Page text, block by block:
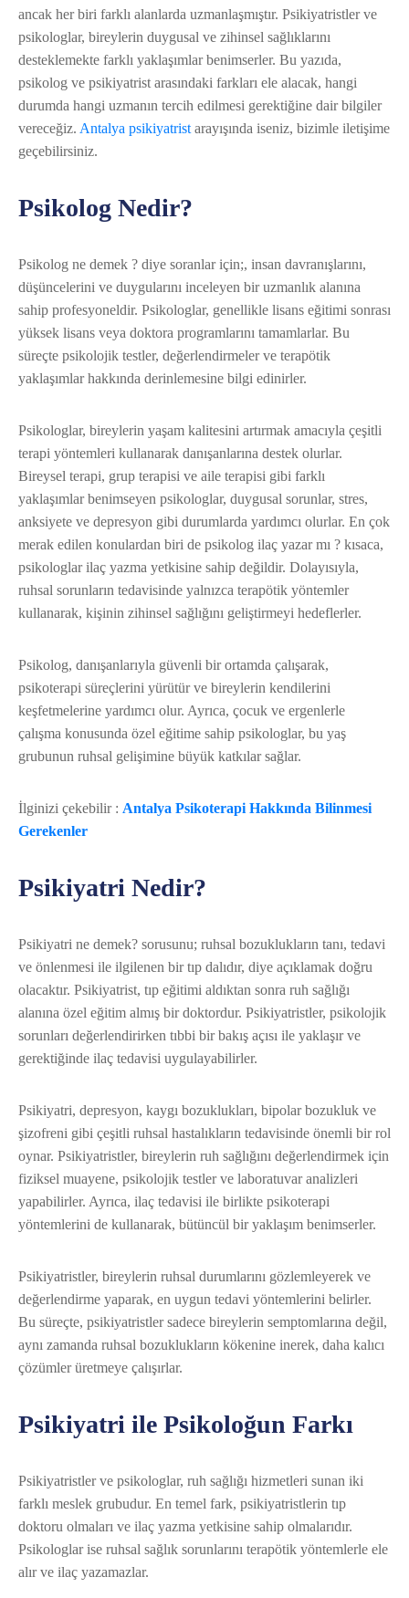
ancak her biri farklı alanlarda uzmanlaşmıştır. Psikiyatristler ve
psikologlar, bireylerin duygusal ve zihinsel sağlıklarını
desteklemekte farklı yaklaşımlar benimserler. Bu yazıda,
psikolog ve psikiyatrist arasındaki farkları ele alacak, hangi
durumda hangi uzmanın tercih edilmesi gerektiğine dair bilgiler
vereceğiz. Antalya psikiyatrist arayışında iseniz, bizimle iletişime
geçebilirsiniz.
Psikolog Nedir?
Psikolog ne demek ? diye soranlar için;, insan davranışlarını,
düşüncelerini ve duygularını inceleyen bir uzmanlık alanına
sahip profesyoneldir. Psikologlar, genellikle lisans eğitimi sonrası
yüksek lisans veya doktora programlarını tamamlarlar. Bu
süreçte psikolojik testler, değerlendirmeler ve terapötik
yaklaşımlar hakkında derinlemesine bilgi edinirler.
Psikologlar, bireylerin yaşam kalitesini artırmak amacıyla çeşitli
terapi yöntemleri kullanarak danışanlarına destek olurlar.
Bireysel terapi, grup terapisi ve aile terapisi gibi farklı
yaklaşımlar benimseyen psikologlar, duygusal sorunlar, stres,
anksiyete ve depresyon gibi durumlarda yardımcı olurlar. En çok
merak edilen konulardan biri de psikolog ilaç yazar mı ? kısaca,
psikologlar ilaç yazma yetkisine sahip değildir. Dolayısıyla,
ruhsal sorunların tedavisinde yalnızca terapötik yöntemler
kullanarak, kişinin zihinsel sağlığını geliştirmeyi hedeflerler.
Psikolog, danışanlarıyla güvenli bir ortamda çalışarak,
psikoterapi süreçlerini yürütür ve bireylerin kendilerini
keşfetmelerine yardımcı olur. Ayrıca, çocuk ve ergenlerle
çalışma konusunda özel eğitime sahip psikologlar, bu yaş
grubunun ruhsal gelişimine büyük katkılar sağlar.
İlginizi çekebilir : Antalya Psikoterapi Hakkında Bilinmesi
Gerekenler
Psikiyatri Nedir?
Psikiyatri ne demek? sorusunu; ruhsal bozuklukların tanı, tedavi
ve önlenmesi ile ilgilenen bir tıp dalıdır, diye açıklamak doğru
olacaktır. Psikiyatrist, tıp eğitimi aldıktan sonra ruh sağlığı
alanına özel eğitim almış bir doktordur. Psikiyatristler, psikolojik
sorunları değerlendirirken tıbbi bir bakış açısı ile yaklaşır ve
gerektiğinde ilaç tedavisi uygulayabilirler.
Psikiyatri, depresyon, kaygı bozuklukları, bipolar bozukluk ve
şizofreni gibi çeşitli ruhsal hastalıkların tedavisinde önemli bir rol
oynar. Psikiyatristler, bireylerin ruh sağlığını değerlendirmek için
fiziksel muayene, psikolojik testler ve laboratuvar analizleri
yapabilirler. Ayrıca, ilaç tedavisi ile birlikte psikoterapi
yöntemlerini de kullanarak, bütüncül bir yaklaşım benimserler.
Psikiyatristler, bireylerin ruhsal durumlarını gözlemleyerek ve
değerlendirme yaparak, en uygun tedavi yöntemlerini belirler.
Bu süreçte, psikiyatristler sadece bireylerin semptomlarına değil,
aynı zamanda ruhsal bozuklukların kökenine inerek, daha kalıcı
çözümler üretmeye çalışırlar.
Psikiyatri ile Psikoloğun Farkı
Psikiyatristler ve psikologlar, ruh sağlığı hizmetleri sunan iki
farklı meslek grubudur. En temel fark, psikiyatristlerin tıp
doktoru olmaları ve ilaç yazma yetkisine sahip olmalarıdır.
Psikologlar ise ruhsal sağlık sorunlarını terapötik yöntemlerle ele
alır ve ilaç yazamazlar.